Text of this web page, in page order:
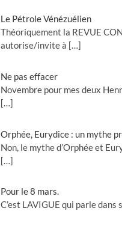
Le Pétrole Vénézuélien
Théoriquement la REVUE
autorise/invite à […]
Ne pas effacer
Novembre pour mes deux
[…]
Orphée, Eurydice : un mythe
Non, le mythe d’Orphée et
[…]
Pour le 8 mars.
C’est LAVIGUE qui parle dans